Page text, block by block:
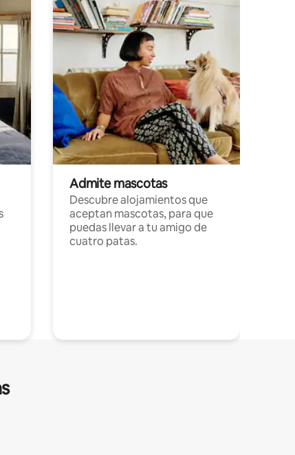
Admite mascotas
Descubre alojamientos que
aceptan mascotas, para que
puedas llevar a tu amigo de
cuatro patas.